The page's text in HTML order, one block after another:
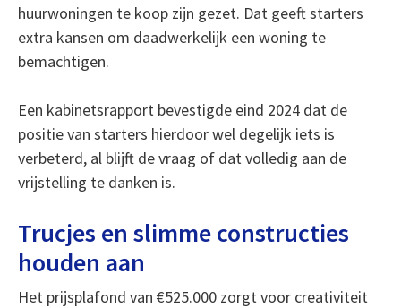
huurwoningen te koop zijn gezet. Dat geeft starters
extra kansen om daadwerkelijk een woning te
bemachtigen.
Een kabinetsrapport bevestigde eind 2024 dat de
positie van starters hierdoor wel degelijk iets is
verbeterd, al blijft de vraag of dat volledig aan de
vrijstelling te danken is.
Trucjes en slimme constructies
houden aan
Het prijsplafond van €525.000 zorgt voor creativiteit